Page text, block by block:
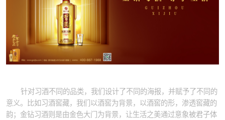
针对习酒不同的品类，我们设计了不同的海报，并赋予了不同的
意义。比如习酒窖藏，我们以酒窖为背景，以酒窖的形，渗透窖藏的
韵；金钻习酒则是由金色大门为背景，让生活之美通过意象被君子体